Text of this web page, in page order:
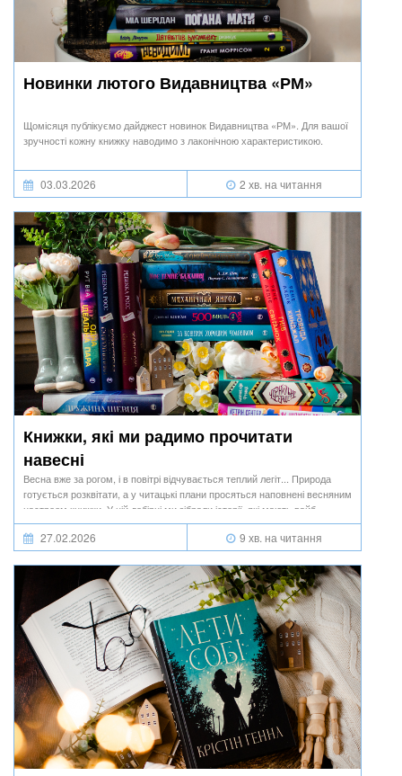
Новинки лютого Видавництва «РМ»
Щомісяця публікуємо дайджест новинок Видавництва «РМ». Для вашої
зручності кожну книжку наводимо з лаконічною характеристикою.
03.03.2026 2 хв. на читання
Книжки, які ми радимо прочитати
навесні
Весна вже за рогом, і в повітрі відчувається теплий легіт... Природа
готується розквітати, а у читацькі плани просяться наповнені весняним
настроєм книжки. У цій добірці ми зібрали історії, які мають вайб
кожного з весняних місяців.
27.02.2026 9 хв. на читання